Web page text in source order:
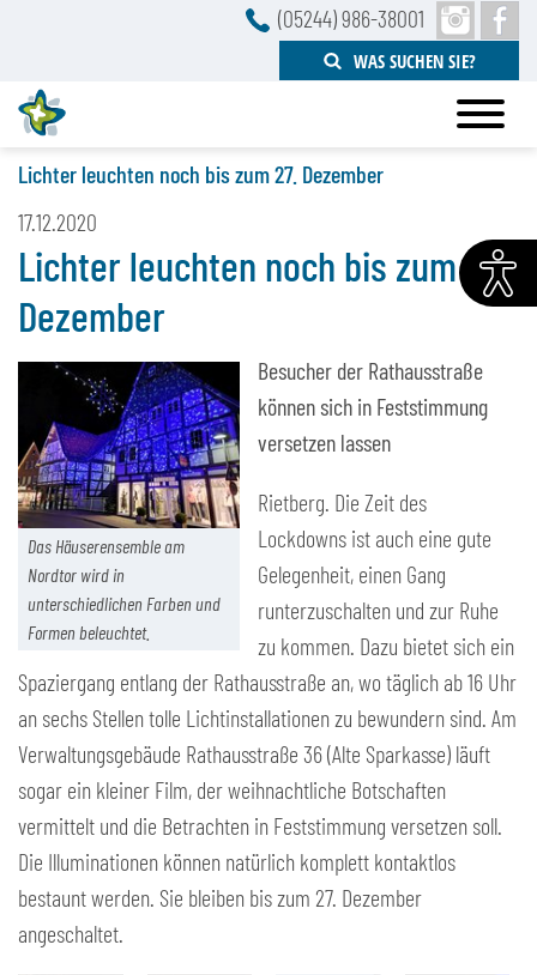
Startseite
Lichter leuchten noch bis zum 27. Dezember
17.12.2020
Lichter leuchten noch bis zum 27.
Dezember
Das Häuserensemble am
Nordtor wird in
unterschiedlichen Farben und
Formen beleuchtet.
Besucher der Rathausstraße
können sich in Feststimmung
versetzen lassen
Rietberg. Die Zeit des
Lockdowns ist auch eine gute
Gelegenheit, einen Gang
runterzuschalten und zur Ruhe
zu kommen. Dazu bietet sich ein
Spaziergang entlang der Rathausstraße an, wo täglich ab 16 Uhr
an sechs Stellen tolle Lichtinstallationen zu bewundern sind. Am
Verwaltungsgebäude Rathausstraße 36 (Alte Sparkasse) läuft
sogar ein kleiner Film, der weihnachtliche Botschaften
vermittelt und die Betrachten in Feststimmung versetzen soll.
Die Illuminationen können natürlich komplett kontaktlos
bestaunt werden. Sie bleiben bis zum 27. Dezember
angeschaltet.
(05244) 986-38001
WAS SUCHEN SIE?